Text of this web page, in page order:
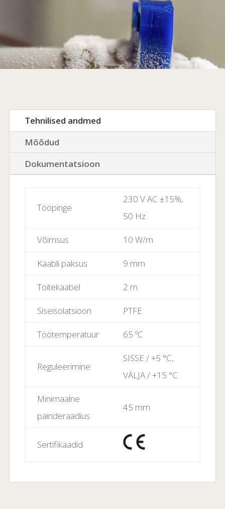
Tehnilised andmed
Mõõdud
Dokumentatsioon
Tööpinge
230 V AC ±15%,
50 Hz
Võimsus 10 W/m
Kaabli paksus 9 mm
Toitekaabel 2 m
Siseisolatsioon PTFE
Töötemperatuur 65 ºC
Reguleerimine
SISSE / +5 °C,
VÄLJA / +15 °C
Minimaalne
painderaadius
45 mm
Sertifikaadid